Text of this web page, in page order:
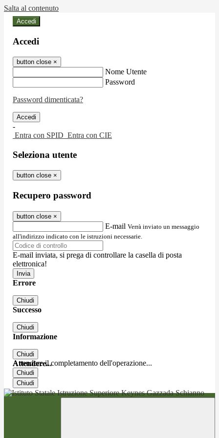
Salta al contenuto
Accedi
Accedi
button close ×
Nome Utente
Password
Password dimenticata?
-
Entra con SPID Entra con CIE
Seleziona utente
button close ×
Recupero password
button close ×
E-mail Verrà inviato un messaggio
all'indirizzo indicato con le istruzioni necessarie.
E-mail inviata, si prega di controllare la casella di posta
elettronica!
Errore
Chiudi
Successo
Chiudi
Informazione
Chiudi
Attendere...
Attendere il completamento dell'operazione...
Chiudi
Chiudi